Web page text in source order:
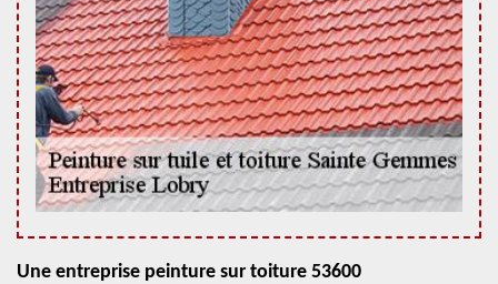
Une entreprise peinture sur toiture 53600